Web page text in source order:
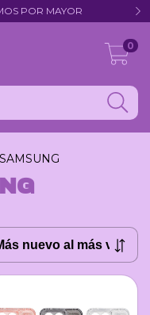
POR MAYOR
0
SAMSUNG